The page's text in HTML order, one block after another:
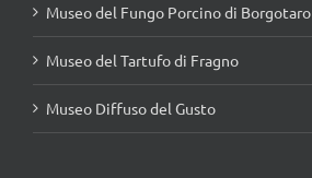
Museo del Fungo Porcino di Borgotaro
Museo del Tartufo di Fragno
Museo Diffuso del Gusto